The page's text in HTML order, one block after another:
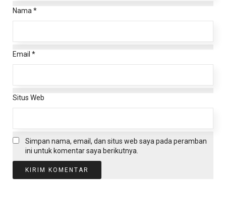
Nama *
Email *
Situs Web
Simpan nama, email, dan situs web saya pada peramban
ini untuk komentar saya berikutnya.